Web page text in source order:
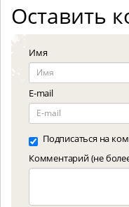
Оставить
Имя
E-mail
Подписаться на
Комментарий (не